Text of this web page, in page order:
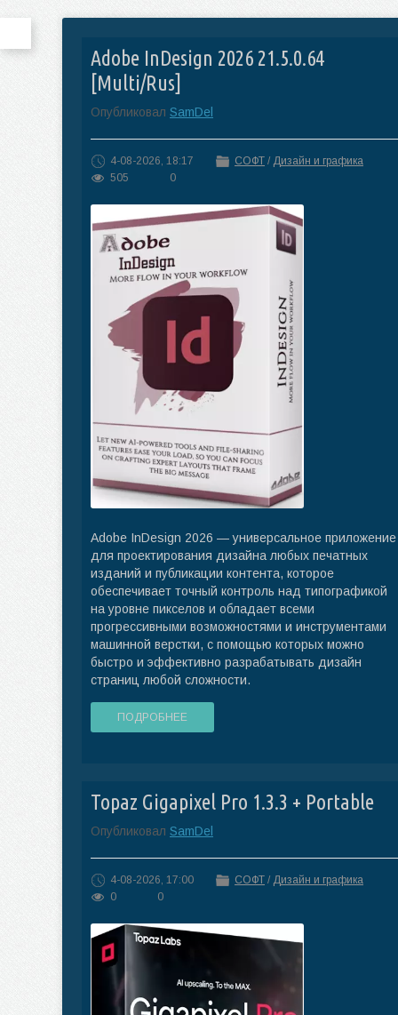
Adobe InDesign 2026 21.5.0.64
[Multi/Rus]
Опубликовал SamDel
4-08-2026, 18:17 СОФТ / Дизайн и графика
505
0
Adobe InDesign 2026 — универсальное приложение
для проектирования дизайна любых печатных
изданий и публикации контента, которое
обеспечивает точный контроль над типографикой
на уровне пикселов и обладает всеми
прогрессивными возможностями и инструментами
машинной верстки, с помощью которых можно
быстро и эффективно разрабатывать дизайн
страниц любой сложности.
ПОДРОБНЕЕ
Topaz Gigapixel Pro 1.3.3 + Portable
Опубликовал SamDel
4-08-2026, 17:00 СОФТ / Дизайн и графика
0
0